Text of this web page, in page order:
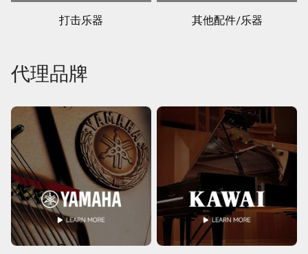
打击乐器 其他配件/乐器
代理品牌